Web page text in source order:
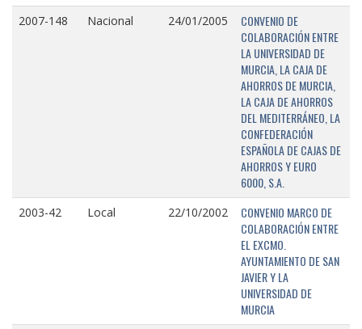
2007-148 Nacional 24/01/2005
CONVENIO DE
COLABORACIÓN ENTRE
LA UNIVERSIDAD DE
MURCIA, LA CAJA DE
AHORROS DE MURCIA,
LA CAJA DE AHORROS
DEL MEDITERRÁNEO, LA
CONFEDERACIÓN
ESPAÑOLA DE CAJAS DE
AHORROS Y EURO
6000, S.A.
2003-42 Local 22/10/2002
CONVENIO MARCO DE
COLABORACIÓN ENTRE
EL EXCMO.
AYUNTAMIENTO DE SAN
JAVIER Y LA
UNIVERSIDAD DE
MURCIA